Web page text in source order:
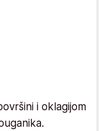
i oklagijom